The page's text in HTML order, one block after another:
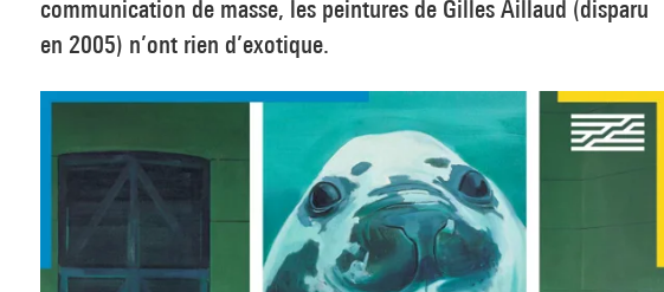
communication de masse, les peintures de Gilles Aillaud (disparu
en 2005) n’ont rien d’exotique.